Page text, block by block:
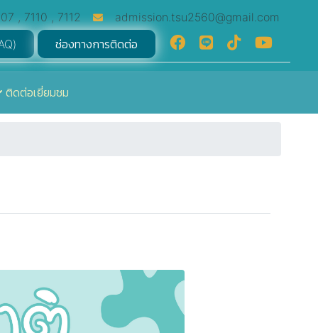
, 7110 , 7112
admission.tsu2560@gmail.com
ช่องทางการติดต่อ
ติดต่อเยี่ยมชม